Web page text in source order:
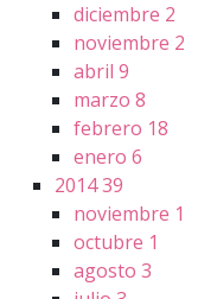
diciembre 2
noviembre 2
abril 9
marzo 8
febrero 18
enero 6
201439
noviembre 1
octubre 1
agosto 3